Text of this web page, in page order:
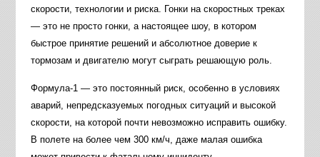
скорости, технологии и риска. Гонки на скоростных треках
— это не просто гонки, а настоящее шоу, в котором
быстрое принятие решений и абсолютное доверие к
тормозам и двигателю могут сыграть решающую роль.
Формула-1 — это постоянный риск, особенно в условиях
аварий, непредсказуемых погодных ситуаций и высокой
скорости, на которой почти невозможно исправить ошибку.
В полете на более чем 300 км/ч, даже малая ошибка